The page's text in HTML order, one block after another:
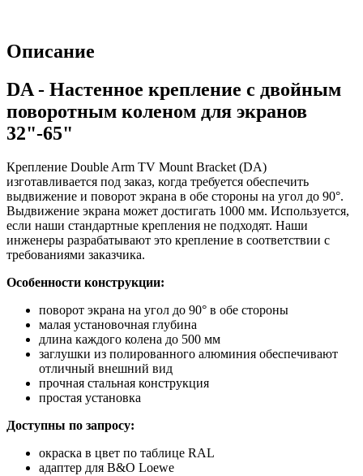
Описание
DA - Настенное крепление с двойным
поворотным коленом для экранов
32"-65"
Крепление Double Arm TV Mount Bracket (DA)
изготавливается под заказ, когда требуется обеспечить
выдвижение и поворот экрана в обе стороны на угол до 90°.
Выдвижение экрана может достигать 1000 мм. Используется,
если наши стандартные крепления не подходят. Наши
инженеры разрабатывают это крепление в соответствии с
требованиями заказчика.
Особенности конструкции:
поворот экрана на угол до 90° в обе стороны
малая установочная глубина
длина каждого колена до 500 мм
заглушки из полированного алюминия обеспечивают
отличный внешний вид
прочная стальная конструкция
простая установка
Доступны по запросу:
окраска в цвет по таблице RAL
адаптер для B&O Loewe